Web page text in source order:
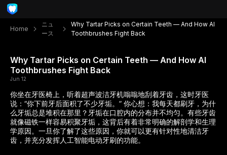
Home
ニュ
ース
Why Tartar Picks on Certain Teeth — And How AI
Toothbrushes Fight Back
Why Tartar Picks on Certain Teeth — And How AI
Toothbrushes Fight Back
Jun 12
你坐在牙医椅上，听着超声波洁牙机嗡嗡地刮着牙齿，这时牙医
说：“你下前牙后面积了不少牙垢。” 你心想：我每天都刷牙，为什
么牙垢总是堆积在那里？牙垢在口腔内的分布并不均匀。有些牙齿
就像磁铁一样容易积聚牙垢，这背后有着非常明确的解剖学和生理
学原因。一旦你了解了这些原因，你就可以更有针对性地清洁牙
齿，并充分发挥人工智能电动牙刷的功能。